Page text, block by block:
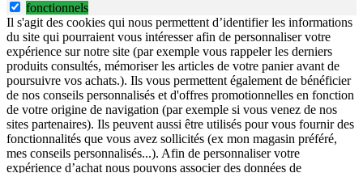
fonctionnels
Il s'agit des cookies qui nous permettent d’identifier les informations
du site qui pourraient vous intéresser afin de personnaliser votre
expérience sur notre site (par exemple vous rappeler les derniers
produits consultés, mémoriser les articles de votre panier avant de
poursuivre vos achats.). Ils vous permettent également de bénéficier
de nos conseils personnalisés et d'offres promotionnelles en fonction
de votre origine de navigation (par exemple si vous venez de nos
sites partenaires). Ils peuvent aussi être utilisés pour vous fournir des
fonctionnalités que vous avez sollicités (ex mon magasin préféré,
mes conseils personnalisés...). Afin de personnaliser votre
expérience d’achat nous pouvons associer des données de